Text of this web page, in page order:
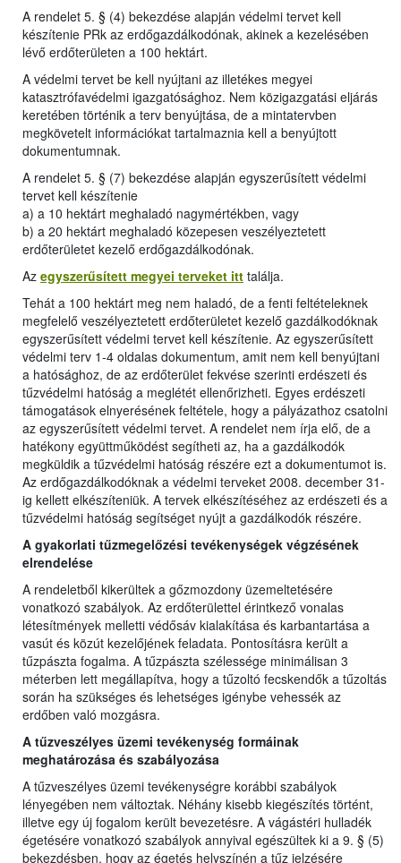
A rendelet 5. § (4) bekezdése alapján védelmi tervet kell
készítenie PRk az erdőgazdálkodónak, akinek a kezelésében
lévő erdőterületen a 100 hektárt.
A védelmi tervet be kell nyújtani az illetékes megyei
katasztrófavédelmi igazgatósághoz. Nem közigazgatási eljárás
keretében történik a terv benyújtása, de a mintatervben
megkövetelt információkat tartalmaznia kell a benyújtott
dokumentumnak.
A rendelet 5. § (7) bekezdése alapján egyszerűsített védelmi
tervet kell készítenie
a) a 10 hektárt meghaladó nagymértékben, vagy
b) a 20 hektárt meghaladó közepesen veszélyeztetett
erdőterületet kezelő erdőgazdálkodónak.
Az egyszerűsített megyei terveket itt találja.
Tehát a 100 hektárt meg nem haladó, de a fenti feltételeknek
megfelelő veszélyeztetett erdőterületet kezelő gazdálkodóknak
egyszerűsített védelmi tervet kell készítenie. Az egyszerűsített
védelmi terv 1-4 oldalas dokumentum, amit nem kell benyújtani
a hatósághoz, de az erdőterület fekvése szerinti erdészeti és
tűzvédelmi hatóság a meglétét ellenőrizheti. Egyes erdészeti
támogatások elnyerésének feltétele, hogy a pályázathoz csatolni
az egyszerűsített védelmi tervet. A rendelet nem írja elő, de a
hatékony együttműködést segítheti az, ha a gazdálkodók
megküldik a tűzvédelmi hatóság részére ezt a dokumentumot is.
Az erdőgazdálkodóknak a védelmi terveket 2008. december 31-
ig kellett elkészíteniük. A tervek elkészítéséhez az erdészeti és a
tűzvédelmi hatóság segítséget nyújt a gazdálkodók részére.
A gyakorlati tűzmegelőzési tevékenységek végzésének
elrendelése
A rendeletből kikerültek a gőzmozdony üzemeltetésére
vonatkozó szabályok. Az erdőterülettel érintkező vonalas
létesítmények melletti védősáv kialakítása és karbantartása a
vasút és közút kezelőjének feladata. Pontosításra került a
tűzpászta fogalma. A tűzpászta szélessége minimálisan 3
méterben lett megállapítva, hogy a tűzoltó fecskendők a tűzoltás
során ha szükséges és lehetséges igénybe vehessék az
erdőben való mozgásra.
A tűzveszélyes üzemi tevékenység formáinak
meghatározása és szabályozása
A tűzveszélyes üzemi tevékenységre korábbi szabályok
lényegében nem változtak. Néhány kisebb kiegészítés történt,
illetve egy új fogalom került bevezetésre. A vágástéri hulladék
égetésére vonatkozó szabályok annyival egészültek ki a 9. § (5)
bekezdésben, hogy az égetés helyszínén a tűz jelzésére